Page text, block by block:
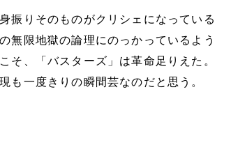
振りそのものがクリシェになっている
無限地獄の論理にのっかっているよう
そ、「バスターズ」は革命足りえた。
も一度きりの瞬間芸なのだと思う。